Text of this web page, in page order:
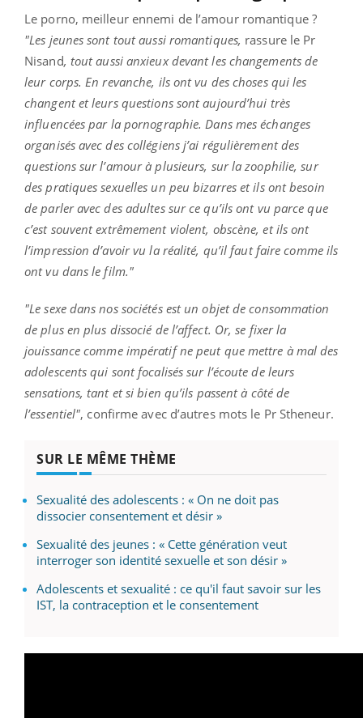
Le porno, meilleur ennemi de l’amour romantique ?
"Les jeunes sont tout aussi romantiques, rassure le Pr
Nisand, tout aussi anxieux devant les changements de
leur corps. En revanche, ils ont vu des choses qui les
changent et leurs questions sont aujourd’hui très
influencées par la pornographie. Dans mes échanges
organisés avec des collégiens j’ai régulièrement des
questions sur l’amour à plusieurs, sur la zoophilie, sur
des pratiques sexuelles un peu bizarres et ils ont besoin
de parler avec des adultes sur ce qu’ils ont vu parce que
c’est souvent extrêmement violent, obscène, et ils ont
l’impression d’avoir vu la réalité, qu’il faut faire comme ils
ont vu dans le film."
"Le sexe dans nos sociétés est un objet de consommation
de plus en plus dissocié de l’affect. Or, se fixer la
jouissance comme impératif ne peut que mettre à mal des
adolescents qui sont focalisés sur l’écoute de leurs
sensations, tant et si bien qu’ils passent à côté de
l’essentiel", confirme avec d’autres mots le Pr Stheneur.
SUR LE MÊME THÈME
Sexualité des adolescents : « On ne doit pas
dissocier consentement et désir »
Sexualité des jeunes : « Cette génération veut
interroger son identité sexuelle et son désir »
Adolescents et sexualité : ce qu'il faut savoir sur les
IST, la contraception et le consentement